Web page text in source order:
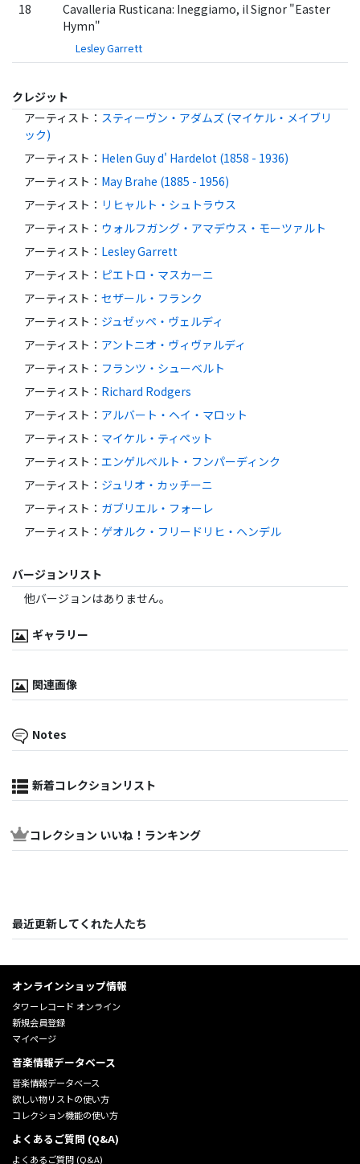
18
Cavalleria Rusticana: Ineggiamo, il Signor "Easter
Hymn"
Lesley Garrett
クレジット
アーティスト ： スティーヴン・アダムズ (マイケル・メイブリ
ック)
アーティスト ： Helen Guy d' Hardelot (1858 - 1936)
アーティスト ： May Brahe (1885 - 1956)
アーティスト ： リヒャルト・シュトラウス
アーティスト ： ウォルフガング・アマデウス・モーツァルト
アーティスト ： Lesley Garrett
アーティスト ： ピエトロ・マスカーニ
アーティスト ： セザール・フランク
アーティスト ： ジュゼッペ・ヴェルディ
アーティスト ： アントニオ・ヴィヴァルディ
アーティスト ： フランツ・シューベルト
アーティスト ： Richard Rodgers
アーティスト ： アルバート・ヘイ・マロット
アーティスト ： マイケル・ティペット
アーティスト ： エンゲルベルト・フンパーディンク
アーティスト ： ジュリオ・カッチーニ
アーティスト ： ガブリエル・フォーレ
アーティスト ： ゲオルク・フリードリヒ・ヘンデル
バージョンリスト
他バージョンはありません。
ギャラリー
関連画像
Notes
新着コレクションリスト
コレクション いいね！ランキング
最近更新してくれた人たち
オンラインショップ情報
タワーレコード オンライン
新規会員登録
マイページ
音楽情報データベース
音楽情報データベース
欲しい物リストの使い方
コレクション機能の使い方
よくあるご質問 (Q&A)
よくあるご質問 (Q&A)